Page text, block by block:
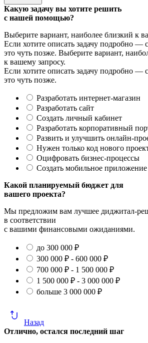
Какую задачу вы хотите решить
с нашей помощью?
Выберите вариант, наиболее близкий к
Если хотите описать задачу подробно —
это чуть позже. Выберите вариант,
к вашему запросу.
Если хотите описать задачу подробно —
это чуть позже.
Разработать интернет-магазин
Разработать сайт
Создать личный кабинет
Разработать корпоративный
Развить и улучшить онлайн-
Нужен только код нового
Оцифровать бизнес-процессы
Создать мобильное приложение
Какой планируемый бюджет для
вашего проекта?
Мы предложим вам лучшее диджитал-
в соответствии
с вашими финансовыми ожиданиями.
до 300 000 ₽
300 000 ₽ - 600 000 ₽
700 000 ₽ - 1 500 000 ₽
1 500 000 ₽ - 3 000 000 ₽
больше 3 000 000 ₽
Назад
Отлично, остался последний шаг